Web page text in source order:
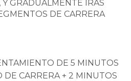
Y GRADUALMENTE IRÁS
DE CARRERA
DE 5 MINUTOS
DE CARRERA + 2 MINUTOS